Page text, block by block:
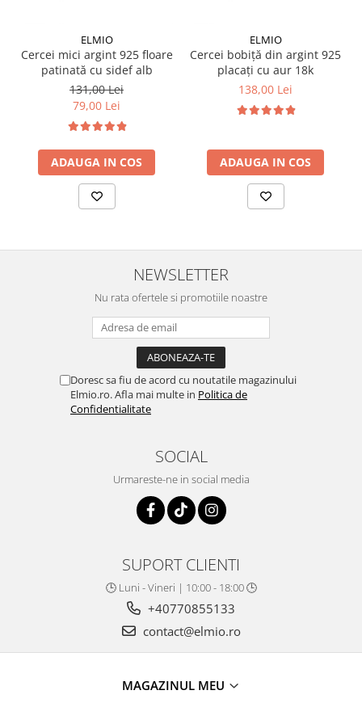
ELMIO
Cercei mici argint 925 floare
patinată cu sidef alb
131,00 Lei
79,00 Lei
ADAUGA IN COS
ELMIO
Cercei bobiță din argint 925
placați cu aur 18k
138,00 Lei
ADAUGA IN COS
NEWSLETTER
Nu rata ofertele si promotiile noastre
Doresc sa fiu de acord cu noutatile magazinului
Elmio.ro. Afla mai multe in Politica de
Confidentialitate
SOCIAL
Urmareste-ne in social media
SUPORT CLIENTI
🕒 Luni - Vineri | 10:00 - 18:00 🕒
+40770855133
contact@elmio.ro
MAGAZINUL MEU